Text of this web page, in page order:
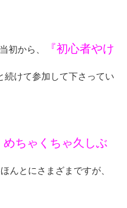
初から、 『初心者やけ
続けて参加して下さってい
めちゃくちゃ久しぶ
んとにさまざまですが、